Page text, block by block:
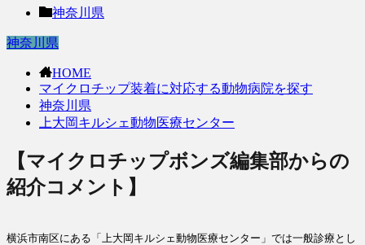
神奈川県
神奈川県
HOME
マイクロチップ装着に対応する動物病院を探す
神奈川県
上大岡キルシェ動物医療センター
【マイクロチップボンズ編集部からの
紹介コメント】
横浜市南区にある「上大岡キルシェ動物医療センター」では一般診療とし